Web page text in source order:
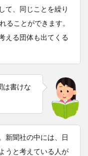
て、同じことを繰り
ることができます。
える団体も出てくる
は書けな
新聞社の中には、日
うと考えている人が